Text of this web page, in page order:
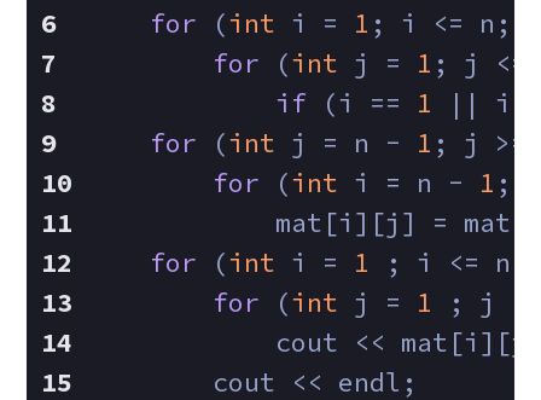
for (int i = 1 ; i <= n;
for (int j = 1 ; j
if (i == 1 || i
for (int j = n - 1 ; j
for (int i = n - 1 ;
mat[i][j] =
for (int i = 1 ; i <= n
for (int j = 1 ; j
cout <<
        cout << endl;